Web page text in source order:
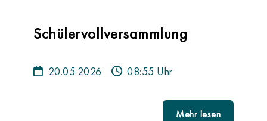
Schülervollversammlung
20.05.2026 08:55 Uhr
Mehr lesen